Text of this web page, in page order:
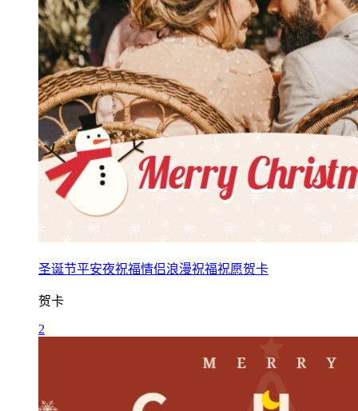
圣诞节平安夜祝福情侣浪漫祝福祝愿贺卡
贺卡
2